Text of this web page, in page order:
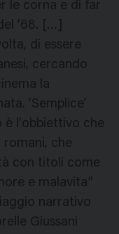
le corna e di far
’68. […]
di essere
cercando
la
‘Semplice’
è l’obbiettivo che
romani, che
con titoli come
e malavita”
narrativo
Giussani